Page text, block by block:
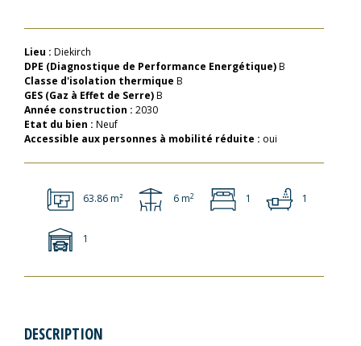
Lieu : Diekirch
DPE (Diagnostique de Performance Energétique)B
Classe d'isolation thermique B
GES (Gaz à Effet de Serre)B
Année construction : 2030
Etat du bien : Neuf
Accessible aux personnes à mobilité réduite : oui
63.86 m² 6 m2 1 1
1
DESCRIPTION